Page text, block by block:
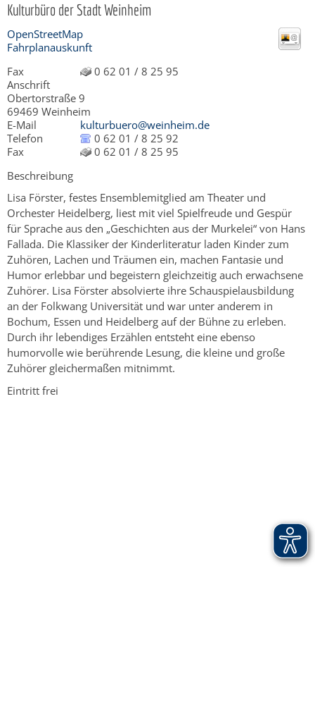
Kulturbüro der Stadt Weinheim
OpenStreetMap
Fahrplanauskunft
Fax
0 62 01 / 8 25 95
Anschrift
Obertorstraße 9
69469 Weinheim
E-Mail
kulturbuero@weinheim.de
Telefon
0 62 01 / 8 25 92
Fax
0 62 01 / 8 25 95
Beschreibung
Lisa Förster, festes Ensemblemitglied am Theater und
Orchester Heidelberg, liest mit viel Spielfreude und Gespür
für Sprache aus den „Geschichten aus der Murkelei“ von Hans
Fallada. Die Klassiker der Kinderliteratur laden Kinder zum
Zuhören, Lachen und Träumen ein, machen Fantasie und
Humor erlebbar und begeistern gleichzeitig auch erwachsene
Zuhörer. Lisa Förster absolvierte ihre Schauspielausbildung
an der Folkwang Universität und war unter anderem in
Bochum, Essen und Heidelberg auf der Bühne zu erleben.
Durch ihr lebendiges Erzählen entsteht eine ebenso
humorvolle wie berührende Lesung, die kleine und große
Zuhörer gleichermaßen mitnimmt.
Eintritt frei